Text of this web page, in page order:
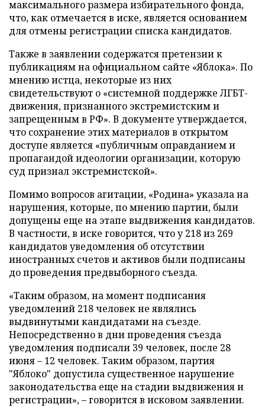
максимального размера избирательного фонда,
что, как отмечается в иске, является основанием
для отмены регистрации списка кандидатов.
Также в заявлении содержатся претензии к
публикациям на официальном сайте «Яблока». По
мнению истца, некоторые из них
свидетельствуют о «системной поддержке ЛГБТ-
движения, признанного экстремистским и
запрещенным в РФ». В документе утверждается,
что сохранение этих материалов в открытом
доступе является «публичным оправданием и
пропагандой идеологии организации, которую
суд признал экстремистской».
Помимо вопросов агитации, «Родина» указала на
нарушения, которые, по мнению партии, были
допущены еще на этапе выдвижения кандидатов.
В частности, в иске говорится, что у 218 из 269
кандидатов уведомления об отсутствии
иностранных счетов и активов были подписаны
до проведения предвыборного съезда.
«Таким образом, на момент подписания
уведомлений 218 человек не являлись
выдвинутыми кандидатами на съезде.
Непосредственно в дни проведения съезда
уведомления подписали 39 человек, после 28
июня – 12 человек. Таким образом, партия
"Яблоко" допустила существенное нарушение
законодательства еще на стадии выдвижения и
регистрации», – говорится в исковом заявлении.